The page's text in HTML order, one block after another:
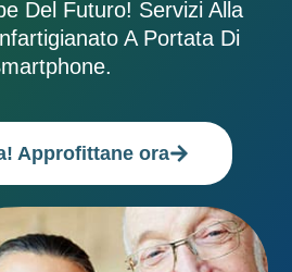
Del Futuro! Servizi Alla
A Portata Di
Approfittane ora